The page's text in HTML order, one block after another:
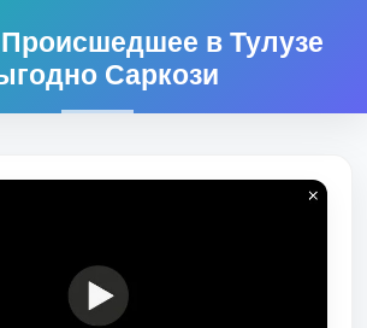
в Тулузе
Саркози